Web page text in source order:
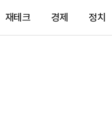
재테크 경제 정치